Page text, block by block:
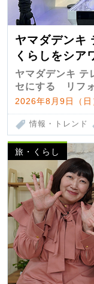
ヤマダデンキ
くらしをシ
匠 第7弾
ヤマダデンキ テ
セにする リフ
2026年8月9日（
情報・トレンド
旅・くらし